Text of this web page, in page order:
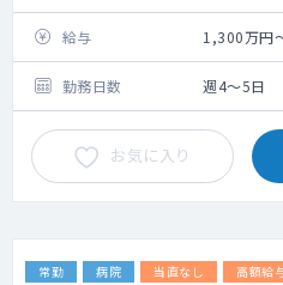
外来及び病
【想定勤
外来：週2
コマ
病棟：10
訪問診療
※関連の診
だきます。
14:00～
給与 1,300万円
勤務日数 週4～5日
お気に入り
常勤 病院 当直なし 高額給